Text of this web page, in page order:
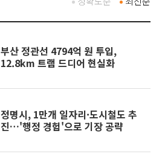
부산 정관선 4794억 원 투입,
12.8km 트램 드디어 현실화
정명시, 1만개 일자리·도시철도 추
진…'행정 경험'으로 기장 공략